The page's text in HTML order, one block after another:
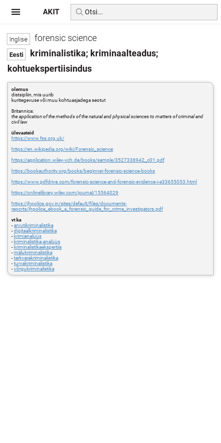
forensic science
kriminalistika; kriminaalteadus;
kohtuekspertiisindus
olemus
distsipliin, mis uurib
kuritegevuse või muu kohtuasjadega seotut
Britannica:
the application of the methods of the natural and physical sciences to matters of criminal and
civil law
ülevaateid
https://www.fss.org.uk/
https://en.wikipedia.org/wiki/Forensic_science
https://application.wiley-vch.de/books/sample/3527338942_c01.pdf
https://bookauthority.org/books/beginner-forensic-science-books
https://www.pdfdrive.com/forensic-science-and-forensic-evidence-i-e33655053.html
https://onlinelibrary.wiley.com/journal/15564029
https://jhpolice.gov.in/sites/default/files/documents-
reports/jhpolice_ebook_a_forensic_guide_for_crime_investigators.pdf
vt ka
-arvutikriminalistika
-digitaalkriminalistika
- krimianalüüs
- kriminalistika-analüüs
- kriminalistikaekspertiis
-mälukriminalistika
-tarkvarakriminalistika
-turvakriminalistika
-võrgukriminalistika
AKIT